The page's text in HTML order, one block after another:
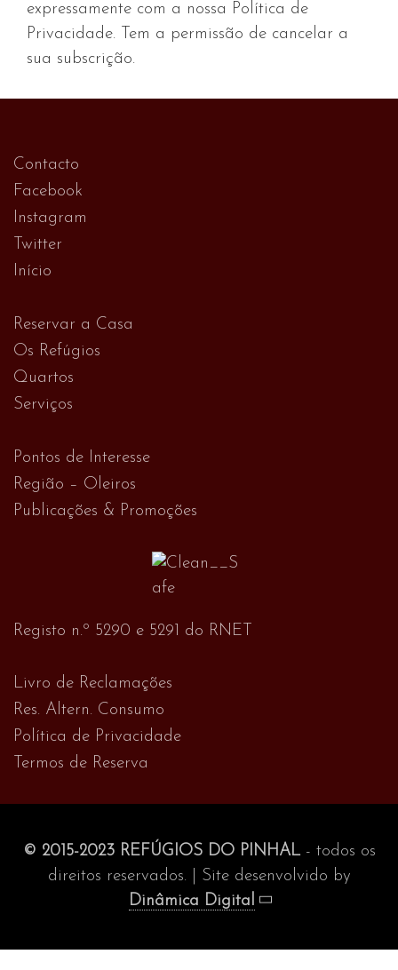
expressamente com a nossa Política de
Privacidade. Tem a permissão de cancelar a
sua subscrição.
Contacto
Facebook
Instagram
Twitter
Início
Reservar a Casa
Os Refúgios
Quartos
Serviços
Pontos de Interesse
Região – Oleiros
Publicações & Promoções
Registo n.º 5290 e 5291 do RNET
Livro de Reclamações
Res. Altern. Consumo
Política de Privacidade
Termos de Reserva
© 2015-2023 REFÚGIOS DO PINHAL- todos os
direitos reservados. | Site desenvolvido by
Dinâmica Digital